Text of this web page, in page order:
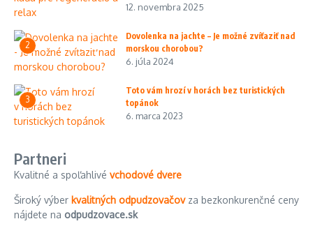
12. novembra 2025
2
Dovolenka na jachte – Je možné zvíťaziť nad
morskou chorobou?
6. júla 2024
3
Toto vám hrozí v horách bez turistických
topánok
6. marca 2023
Partneri
Kvalitné a spoľahlivé vchodové dvere
Široký výber kvalitných odpudzovačovza bezkonkurenčné ceny
nájdete na odpudzovace.sk